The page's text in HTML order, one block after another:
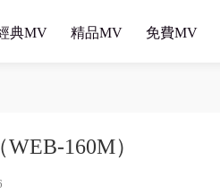
典MV 精品MV 免費MV
160M）